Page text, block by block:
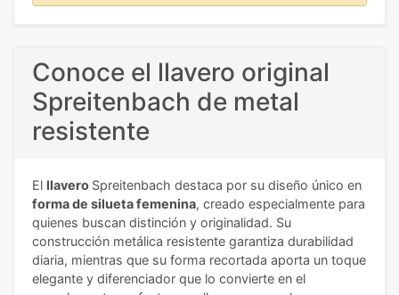
Conoce el llavero original
Spreitenbach de metal
resistente
El llavero Spreitenbach destaca por su diseño único en
forma de silueta femenina, creado especialmente para
quienes buscan distinción y originalidad. Su
construcción metálica resistente garantiza durabilidad
diaria, mientras que su forma recortada aporta un toque
elegante y diferenciador que lo convierte en el